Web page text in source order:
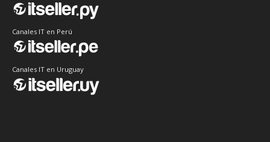
Canales IT en Perú
Canales IT en Uruguay